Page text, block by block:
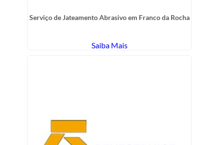
Serviço de Jateamento Abrasivo em Franco da Rocha
Saiba Mais